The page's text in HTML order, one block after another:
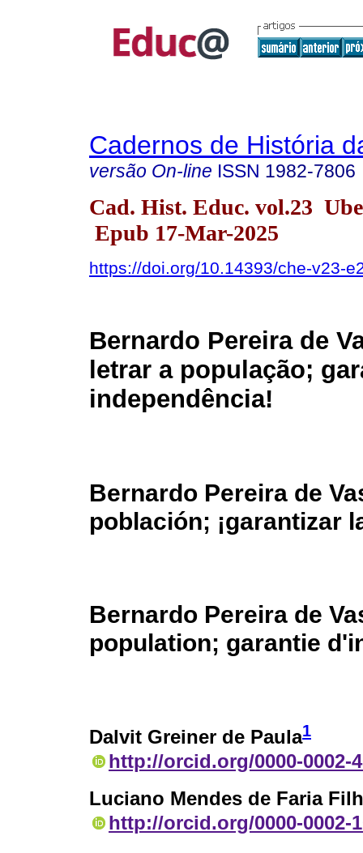
Cadernos de História
versão On-line ISSN 1982-7806
Cad. Hist. Educ. vol.23
Epub 17-Mar-2025
https://doi.org/10.14393/che-v23-
Bernardo Pereira de
letrar a população;
independência!
Bernardo Pereira de
población; ¡garantizar
Bernardo Pereira de
population; garantie
Dalvit Greiner de Paula1
http://orcid.org/0000-0002-
Luciano Mendes de Faria
http://orcid.org/0000-0002-